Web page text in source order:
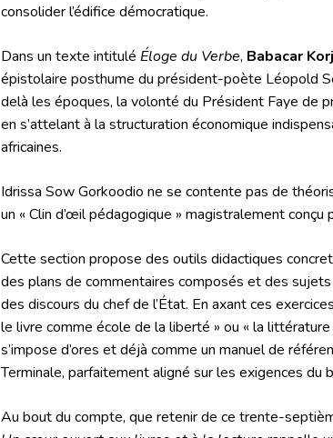
consolider l’édifice démocratique.
Dans un texte intitulé Éloge du Verbe, Babacar
épistolaire posthume du président-poète Léopold
delà les époques, la volonté du Président Faye de
en s’attelant à la structuration économique
africaines.
Idrissa Sow Gorkoodio ne se contente pas de
un « Clin d’œil pédagogique » magistralement conçu
Cette section propose des outils didactiques
des plans de commentaires composés et des
des discours du chef de l’État. En axant ces
le livre comme école de la liberté » ou « la littérature
s’impose d’ores et déjà comme un manuel de
Terminale, parfaitement aligné sur les exigences du
Au bout du compte, que retenir de ce trente-